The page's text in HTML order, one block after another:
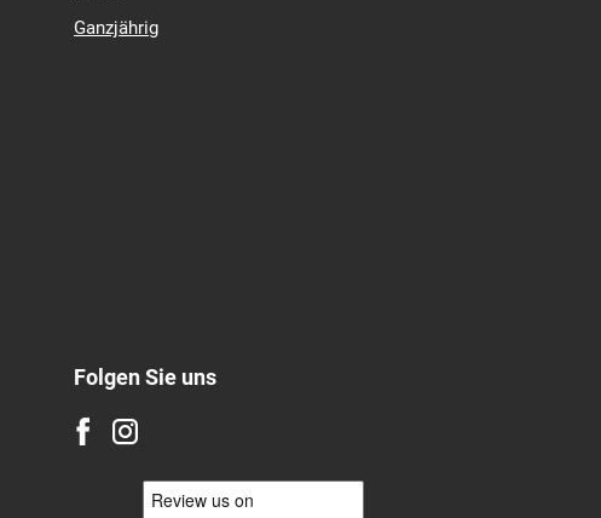
Ganzjährig
Folgen Sie uns